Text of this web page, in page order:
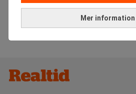
Mer
"Sitter du norr om Stureplan